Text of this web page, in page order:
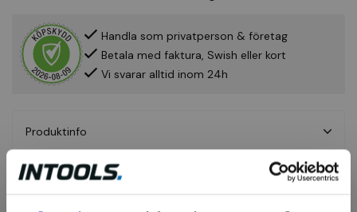
Handla som privatperson & företag
Betala med faktura, Swish eller kort
Vi svarar alltid inom 24h
Produktinfo
Fråga om produkt